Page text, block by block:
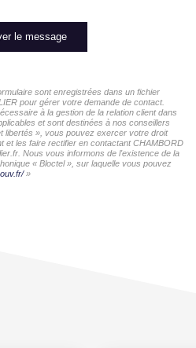
le message
sont enregistrées dans un fichier
pour gérer votre demande de contact.
à la gestion de la relation client dans
et sont destinées à nos conseillers
libertés », vous pouvez exercer votre droit
et les faire rectifier en contactant CHAMBORD
Nous vous informons de l'existence de la
« Bloctel », sur laquelle vous pouvez
»